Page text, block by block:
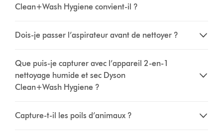
Clean+Wash Hygiene convient-il ?
Dois-je passer l’aspirateur avant de nettoyer ?
Que puis-je capturer avec l’appareil 2-en-1
nettoyage humide et sec Dyson
Clean+Wash Hygiene ?
Capture-t-il les poils d’animaux ?